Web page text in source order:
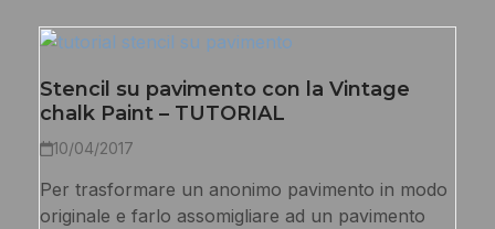
Stencil su pavimento con la Vintage
chalk Paint – TUTORIAL
10/04/2017
Per trasformare un anonimo pavimento in modo
originale e farlo assomigliare ad un pavimento